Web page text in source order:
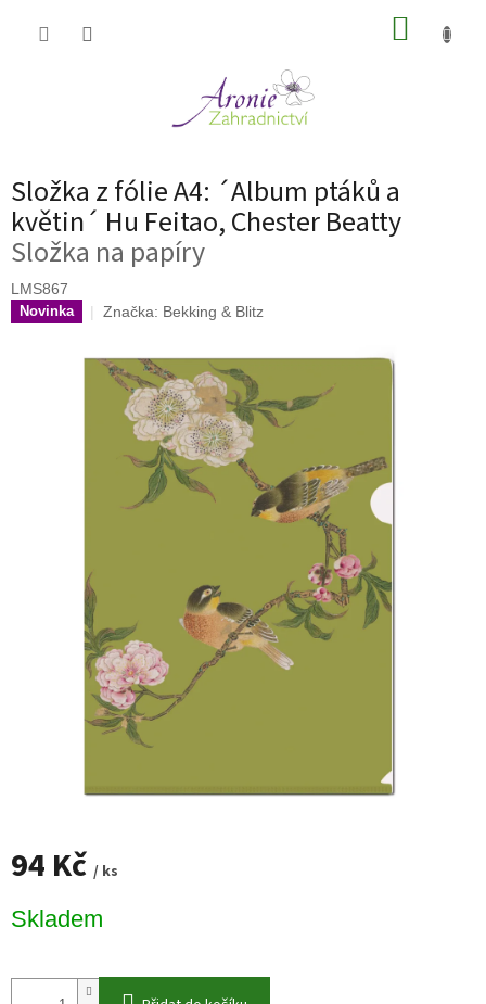
Složka z fólie A4: ´Album ptáků a
květin´ Hu Feitao, Chester Beatty
Složka na papíry
LMS867
Novinka Značka: Bekking & Blitz
94 Kč / ks
cena:
Skladem